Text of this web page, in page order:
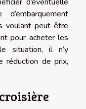
voulant peut-être
pour acheter les
situation, il n’y
réduction de prix,